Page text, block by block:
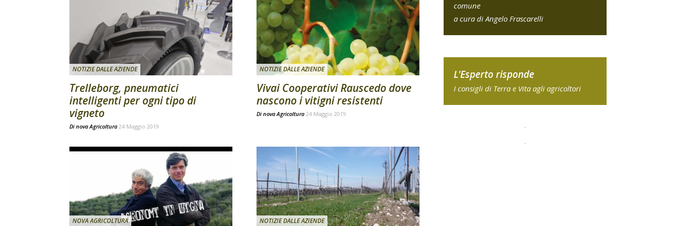
NOTIZIE DALLE AZIENDE
Trelleborg, pneumatici
intelligenti per ogni tipo di
vigneto
Di nova Agricoltura 24 Maggio 2019
NOTIZIE DALLE AZIENDE
Vivai Cooperativi Rauscedo dove
nascono i vitigni resistenti
Di nova Agricoltura 24 Maggio 2019
NOVA AGRICOLTURA NOTIZIE DALLE AZIENDE
comune
a cura di Angelo Frascarelli
L'Esperto risponde
I consigli di Terra e Vita agli agricoltori